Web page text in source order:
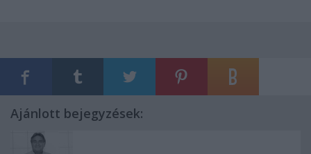
Ajánlott bejegyzések: